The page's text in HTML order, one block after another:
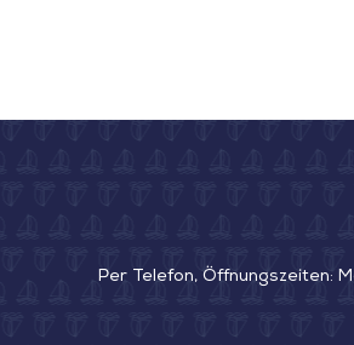
Per Telefon, Öffnungszeiten: